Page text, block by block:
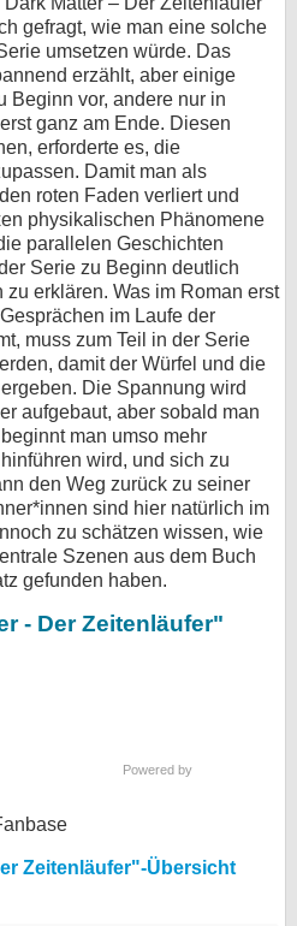
gefragt, wie man eine solche
umsetzen würde. Das
erzählt, aber einige
Beginn vor, andere nur in
ganz am Ende. Diesen
erforderte es, die
Damit man als
roten Faden verliert und
physikalischen Phänomene
parallelen Geschichten
Serie zu Beginn deutlich
erklären. Was im Roman erst
im Laufe der
muss zum Teil in der Serie
damit der Würfel und die
Die Spannung wird
aufgebaut, aber sobald man
man umso mehr
wird, und sich zu
den Weg zurück zu seiner
sind hier natürlich im
zu schätzen wissen, wie
Szenen aus dem Buch
gefunden haben.
- Der Zeitenläufer"
Powered by
Zeitenläufer"-Übersicht